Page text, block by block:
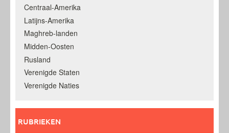
Centraal-Amerika
Latijns-Amerika
Maghreb-landen
Midden-Oosten
Rusland
Verenigde Staten
Verenigde Naties
RUBRIEKEN